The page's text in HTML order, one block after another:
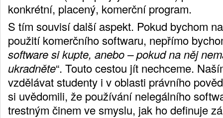
konkrétní, placený, komerční program.
S tím souvisí další aspekt. Pokud bychom
použití komerčního softwaru, nepřímo
software si kupte, anebo – pokud na něj
ukradněte“. Touto cestou jít nechceme.
vzdělávat studenty i v oblasti právního
si uvědomili, že používání nelegálního
trestným činem ve smyslu, jak ho definuje